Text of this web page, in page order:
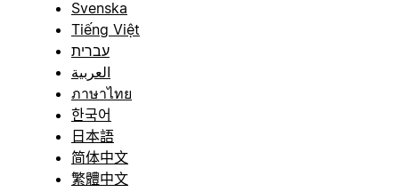
Svenska
Tiếng Việt
עברית
العربية
ภาษาไทย
한국어
日本語
简体中文
繁體中文